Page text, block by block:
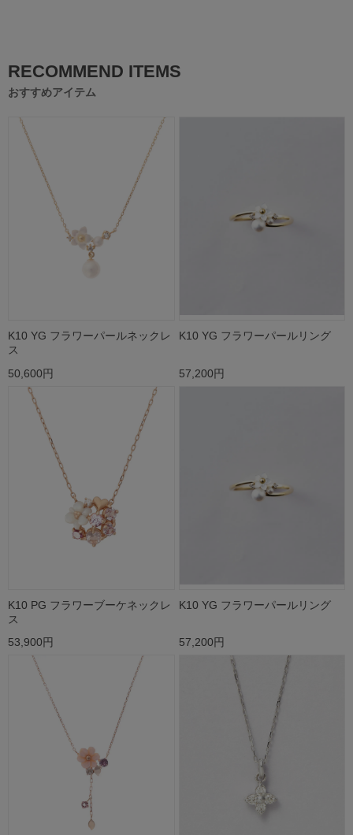
RECOMMEND ITEMS
おすすめアイテム
K10 YG フラワーパールネックレ
ス
50,600円
K10 YG フラワーパールリング
57,200円
K10 PG フラワーブーケネックレ
ス
53,900円
K10 YG フラワーパールリング
57,200円